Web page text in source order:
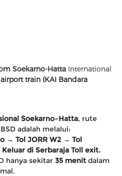
Soekarno-Hatta International
airport train (KAI Bandara
Soekarno–Hatta, rute
adalah melalui:
→ Tol JORR W2 → Tol
di Serbaraja Toll exit.
hanya sekitar 35 menit dalam